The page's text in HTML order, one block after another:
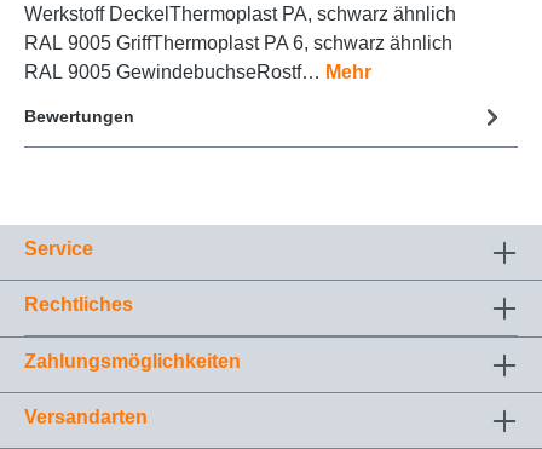
Werkstoff DeckelThermoplast PA, schwarz ähnlich
RAL 9005 GriffThermoplast PA 6, schwarz ähnlich
RAL 9005 GewindebuchseRostf… Mehr
Bewertungen
Service
Rechtliches
Zahlungsmöglichkeiten
Versandarten